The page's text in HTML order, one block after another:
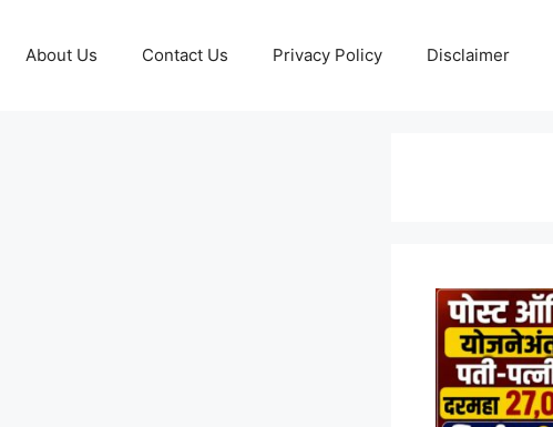
About Us Contact Us Privacy Policy Disclaimer